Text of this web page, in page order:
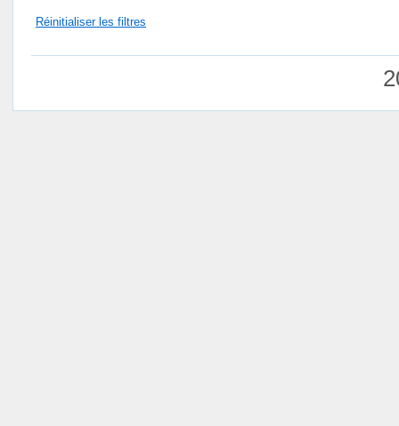
Réinitialiser les filtres